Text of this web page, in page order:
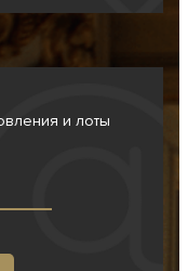
и лоты